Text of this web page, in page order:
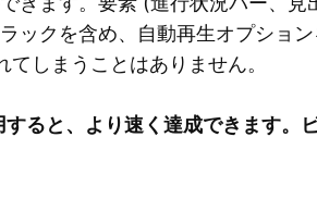
ックを含め、自動再生オプショ
しまうことはありません。
ると、より速く達成できます。